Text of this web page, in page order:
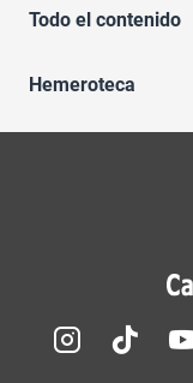
Todo el contenido
Hemeroteca
Redes